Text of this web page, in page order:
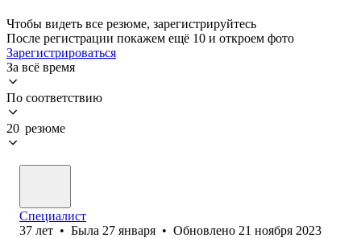
Чтобы видеть все резюме, зарегистрируйтесь
После регистрации покажем ещё 10 и откроем фото
Зарегистрироваться
За всё время
По соответствию
20 резюме
Специалист
37 лет • Была 27 января • Обновлено 21 ноября 2023